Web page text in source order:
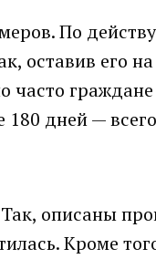
По
оставив его
часто
180 дней —
описаны
Кроме